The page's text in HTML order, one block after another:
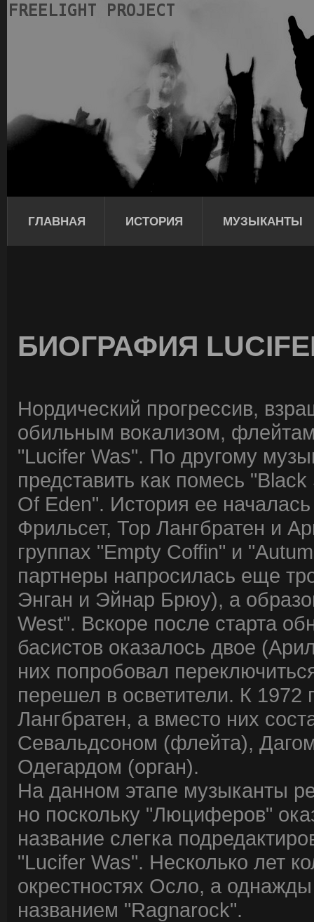
ГЛАВНАЯ ИСТОРИЯ МУЗЫКАНТЫ
БИОГРАФИЯ
Нордический прогрессив,
обильным вокализом,
"Lucifer Was". По другому
представить как помесь
Of Eden". История ее
Фрильсет, Тор Лангбратен и
группах "Empty Coffin" и
партнеры напросилась еще
Энган и Эйнар Брюу), а
West". Вскоре после старта
басистов оказалось двое
них попробовал
перешел в осветители. К 1972
Лангбратен, а вместо них
Севальдсоном (флейта),
Одегардом (орган).
На данном этапе музыканты
но поскольку "Люциферов"
название слегка
"Lucifer Was". Несколько лет
окрестностях Осло, а
названием "Ragnarock".